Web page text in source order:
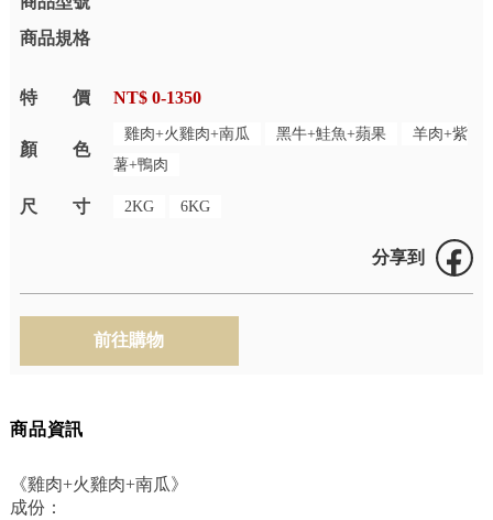
商品規格
特價 NT$ 0-1350
顏色
雞肉+火雞肉+南瓜 黑牛+鮭魚+蘋果
羊肉+紫
薯+鴨肉
尺寸 2KG 6KG
分享到
商品資訊
《雞肉+火雞肉+南瓜》
成份：